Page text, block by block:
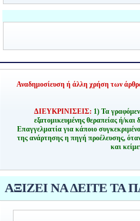
Αναδημοσίευση ή άλλη χρήση των
ΔΙΕΥΚΡΙΝΙΣΕΙΣ: 1) Τα
εξατομικευμένης θεραπείας ή/
Επαγγελματία για κάποιο
της ανάρτησης η πηγή προέλευσης,
και
ΑΞΙΖΕΙ ΝΑ ΔΕΙΤΕ ΤΑ